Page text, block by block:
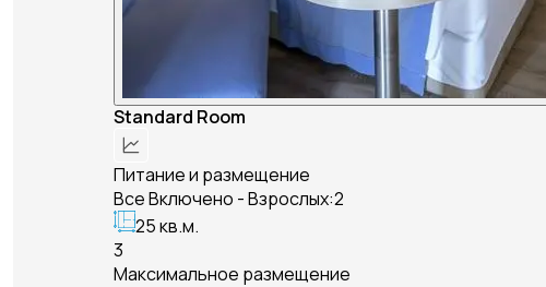
Standard Room
Питание и размещение
Все Включено - Взрослых:2
25 кв.м.
3
Максимальное размещение